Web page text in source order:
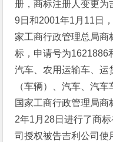
册，商标注册人变更为
9日和2001年1月11日
家工商行政管理总局商
标，申请号为1621886
汽车、农用运输车、运
（车辆）、汽车、汽
国家工商行政管理局
2年1月28日进行了商
司授权被告吉利公司使